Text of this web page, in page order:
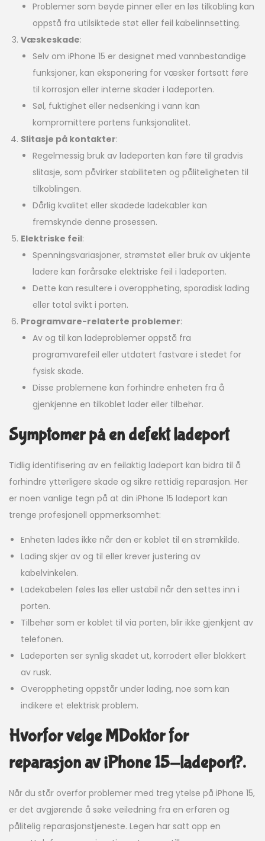
Problemer som bøyde pinner eller en løs tilkobling kan
oppstå fra utilsiktede støt eller feil kabelinnsetting.
Væskeskade:
Selv om iPhone 15 er designet med vannbestandige
funksjoner, kan eksponering for væsker fortsatt føre
til korrosjon eller interne skader i ladeporten.
Søl, fuktighet eller nedsenking i vann kan
kompromittere portens funksjonalitet.
Slitasje på kontakter:
Regelmessig bruk av ladeporten kan føre til gradvis
slitasje, som påvirker stabiliteten og påliteligheten til
tilkoblingen.
Dårlig kvalitet eller skadede ladekabler kan
fremskynde denne prosessen.
Elektriske feil:
Spenningsvariasjoner, strømstøt eller bruk av ukjente
ladere kan forårsake elektriske feil i ladeporten.
Dette kan resultere i overoppheting, sporadisk lading
eller total svikt i porten.
Programvare-relaterte problemer:
Av og til kan ladeproblemer oppstå fra
programvarefeil eller utdatert fastvare i stedet for
fysisk skade.
Disse problemene kan forhindre enheten fra å
gjenkjenne en tilkoblet lader eller tilbehør.
Symptomer på en defekt ladeport
Tidlig identifisering av en feilaktig ladeport kan bidra til å
forhindre ytterligere skade og sikre rettidig reparasjon. Her
er noen vanlige tegn på at din iPhone 15 ladeport kan
trenge profesjonell oppmerksomhet:
Enheten lades ikke når den er koblet til en strømkilde.
Lading skjer av og til eller krever justering av
kabelvinkelen.
Ladekabelen føles løs eller ustabil når den settes inn i
porten.
Tilbehør som er koblet til via porten, blir ikke gjenkjent av
telefonen.
Ladeporten ser synlig skadet ut, korrodert eller blokkert
av rusk.
Overoppheting oppstår under lading, noe som kan
indikere et elektrisk problem.
Hvorfor velge MDoktor for
reparasjon av iPhone 15-ladeport?.
Når du står overfor problemer med treg ytelse på iPhone 15,
er det avgjørende å søke veiledning fra en erfaren og
pålitelig reparasjonstjeneste. Legen har satt opp en